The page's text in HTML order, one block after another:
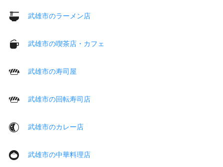
武雄市のラーメン店
武雄市の喫茶店・カフェ
武雄市の寿司屋
武雄市の回転寿司店
武雄市のカレー店
武雄市の中華料理店